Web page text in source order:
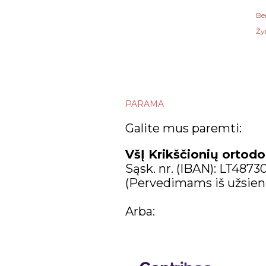
PARAMA
Galite mus paremti:
VšĮ Krikščionių
Sąsk. nr. (IBAN):
(Pervedimams iš
Arba: